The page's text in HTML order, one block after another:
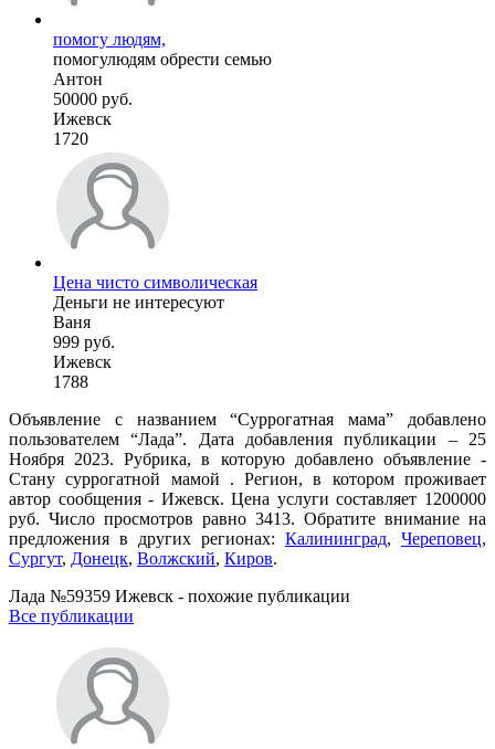
помогу людям,
помогулюдям обрести семью
Антон
50000 руб.
Ижевск
1720
Цена чисто символическая
Деньги не интересуют
Ваня
999 руб.
Ижевск
1788
Объявление с названием “Суррогатная мама” добавлено
пользователем “Лада”. Дата добавления публикации – 25
Ноября 2023. Рубрика, в которую добавлено объявление -
Cтану суррогатной мамой . Регион, в котором проживает
автор сообщения - Ижевск. Цена услуги составляет 1200000
руб. Число просмотров равно 3413. Обратите внимание на
предложения в других регионах: Калининград, Череповец,
Сургут, Донецк, Волжский, Киров.
Лада №59359 Ижевск - похожие публикации
Все публикации